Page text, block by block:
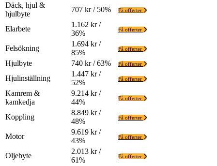
Däck, hjul &
hjulbyte
707 kr / 50% Få offerter
Elarbete
1.162 kr /
36%
Få offerter
Felsökning
1.694 kr /
85%
Få offerter
Hjulbyte 740 kr / 63% Få offerter
Hjulinställning
1.447 kr /
52%
Få offerter
Kamrem &
kamkedja
9.214 kr /
44%
Få offerter
Koppling
8.849 kr /
48%
Få offerter
Motor
9.619 kr /
43%
Få offerter
Oljebyte
2.013 kr /
61%
Få offerter